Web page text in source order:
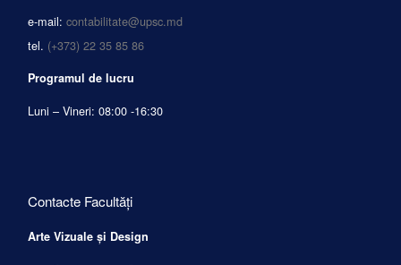
e-mail: contabilitate@upsc.md
tel. (+373) 22 35 85 86
Programul de lucru
Luni – Vineri: 08:00 -16:30
Contacte Facultăți
Arte Vizuale și Design